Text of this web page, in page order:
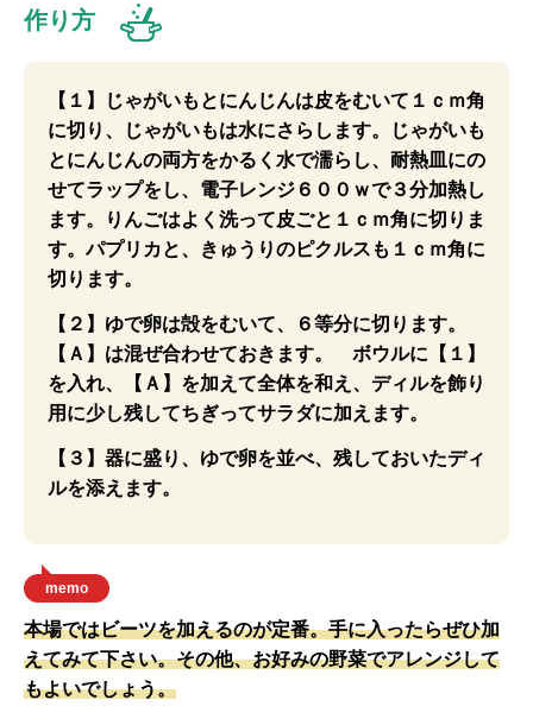
作り方
【１】じゃがいもとにんじんは皮をむいて１ｃｍ角
に切り、じゃがいもは水にさらします。じゃがいも
とにんじんの両方をかるく水で濡らし、耐熱皿にの
せてラップをし、電子レンジ６００ｗで３分加熱し
ます。りんごはよく洗って皮ごと１ｃｍ角に切りま
す。パプリカと、きゅうりのピクルスも１ｃｍ角に
切ります。
【２】ゆで卵は殻をむいて、６等分に切ります。
【Ａ】は混ぜ合わせておきます。 ボウルに【１】
を入れ、【Ａ】を加えて全体を和え、ディルを飾り
用に少し残してちぎってサラダに加えます。
【３】器に盛り、ゆで卵を並べ、残しておいたディ
ルを添えます。
memo
本場ではビーツを加えるのが定番。手に入ったらぜひ加
えてみて下さい。その他、お好みの野菜でアレンジして
もよいでしょう。